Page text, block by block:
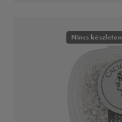
Nincs készleten